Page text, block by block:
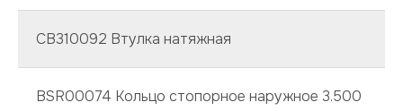
CB310092 Втулка натяжная
BSR00074 Кольцо стопорное наружное 3.500